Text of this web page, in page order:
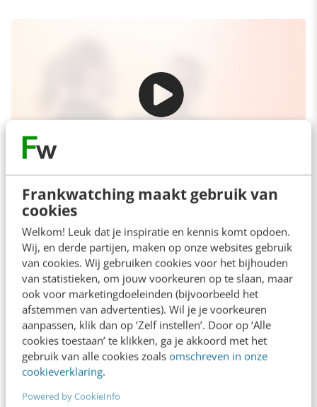
Frankwatching maakt gebruik van
cookies
Welkom! Leuk dat je inspiratie en kennis komt opdoen.
Wij, en derde partijen, maken op onze websites gebruik
van cookies. Wij gebruiken cookies voor het bijhouden
van statistieken, om jouw voorkeuren op te slaan, maar
ook voor marketingdoeleinden (bijvoorbeeld het
afstemmen van advertenties). Wil je je voorkeuren
aanpassen, klik dan op ‘Zelf instellen’. Door op ‘Alle
cookies toestaan’ te klikken, ga je akkoord met het
gebruik van alle cookies zoals omschreven in onze
cookieverklaring.
Powered by CookieInfo
Het leuke van Hot Pursuit is dat je snel carrière
maakt. Bij het behalen van de doelstellingen
(bijvoorbeeld 3 racers arresteren of als eerste
in de Roadster Reborn race over de finish
komen) verdien je al gauw genoeg punten/geld
om een nieuwe auto te verdienen of een
promotie te maken. In totaal zijn er 20 niveaus,
zowel voor de racer als voor de agent, en bij